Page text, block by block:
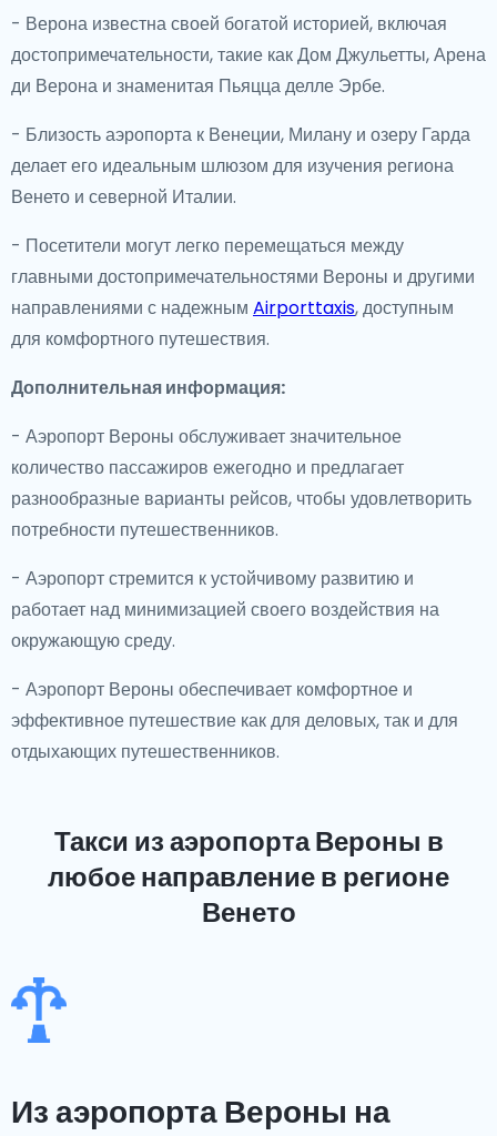
- Верона известна своей богатой историей, включая
достопримечательности, такие как Дом Джульетты, Арена
ди Верона и знаменитая Пьяцца делле Эрбе.
- Близость аэропорта к Венеции, Милану и озеру Гарда
делает его идеальным шлюзом для изучения региона
Венето и северной Италии.
- Посетители могут легко перемещаться между
главными достопримечательностями Вероны и другими
направлениями с надежным Airporttaxis, доступным
для комфортного путешествия.
Дополнительная информация:
- Аэропорт Вероны обслуживает значительное
количество пассажиров ежегодно и предлагает
разнообразные варианты рейсов, чтобы удовлетворить
потребности путешественников.
- Аэропорт стремится к устойчивому развитию и
работает над минимизацией своего воздействия на
окружающую среду.
- Аэропорт Вероны обеспечивает комфортное и
эффективное путешествие как для деловых, так и для
отдыхающих путешественников.
Такси из аэропорта Вероны в
любое направление в регионе
Венето
Из аэропорта Вероны на